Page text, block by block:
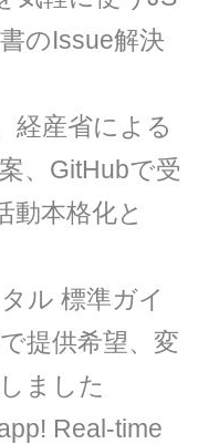
のIssue解決
経産省による
、GitHubで受
動本格化と
ル 標準ガイ
提供希望、変
ました
Real-time